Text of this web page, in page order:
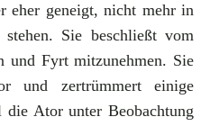
eher geneigt, nicht mehr in
Sie beschließt vom
und Fyrt mitzunehmen. Sie
und zertrümmert einige
die Ator unter Beobachtung